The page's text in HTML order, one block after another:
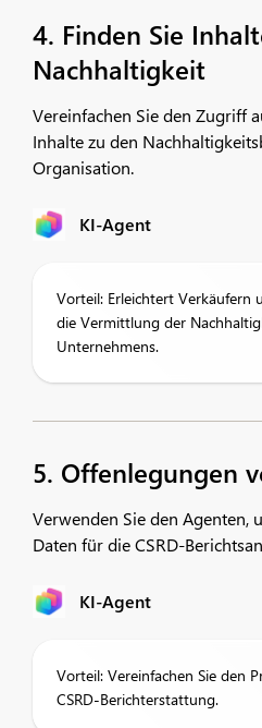
4. Finden Sie
Nachhaltigkeit
Vereinfachen Sie den Zugriff
Inhalte zu den
Organisation.
KI-Agent
Vorteil: Erleichtert Verkäufern
die Vermittlung der
Unternehmens.
5. Offenlegungen
Verwenden Sie den Agenten,
Daten für die CSRD-
KI-Agent
Vorteil: Vereinfachen Sie den
CSRD-Berichterstattung.